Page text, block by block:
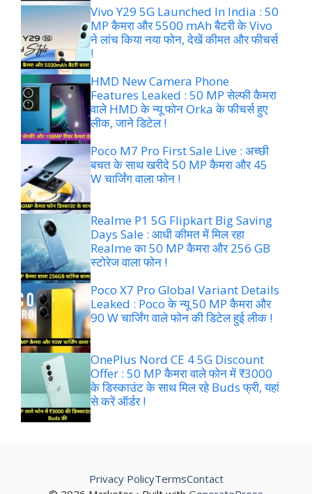
Vivo Y29 5G Launched In India : 50
MP कैमरा और 5500 mAh बैटरी के Vivo
ने लांच किया नया फोन, देखें कीमत और फीचर्स
!
HMD New Camera Phone
Features Leaked : 50 MP सेल्फी कैमरा
वाले HMD के न्यू फोन Orka के फीचर्स हुए
लीक, जाने डिटेल !
Poco M7 Pro First Sale Live : अच्छी
बचत के साथ खरीदे 50 MP कैमरा और 45
W चार्जिंग वाला फोन !
Realme P1 5G Flipkart Big Saving
Days Sale : आधी कीमत में मिल रहा
Realme का 50 MP कैमरा और 256 GB
स्टोरेज वाला फोन !
Poco X7 Pro Global Variant Details
Leaked : Poco के न्यू 50 MP कैमरा और
90 W चार्जिंग वाले फोन की डिटेल हुई लीक !
OnePlus Nord CE 4 5G Discount
Offer : 50 MP कैमरा वाले फोन में ₹3000
के डिस्काउंट के साथ मिल रहे Buds फ्री, यहां
से करें ऑर्डर !
Privacy PolicyTermsContact